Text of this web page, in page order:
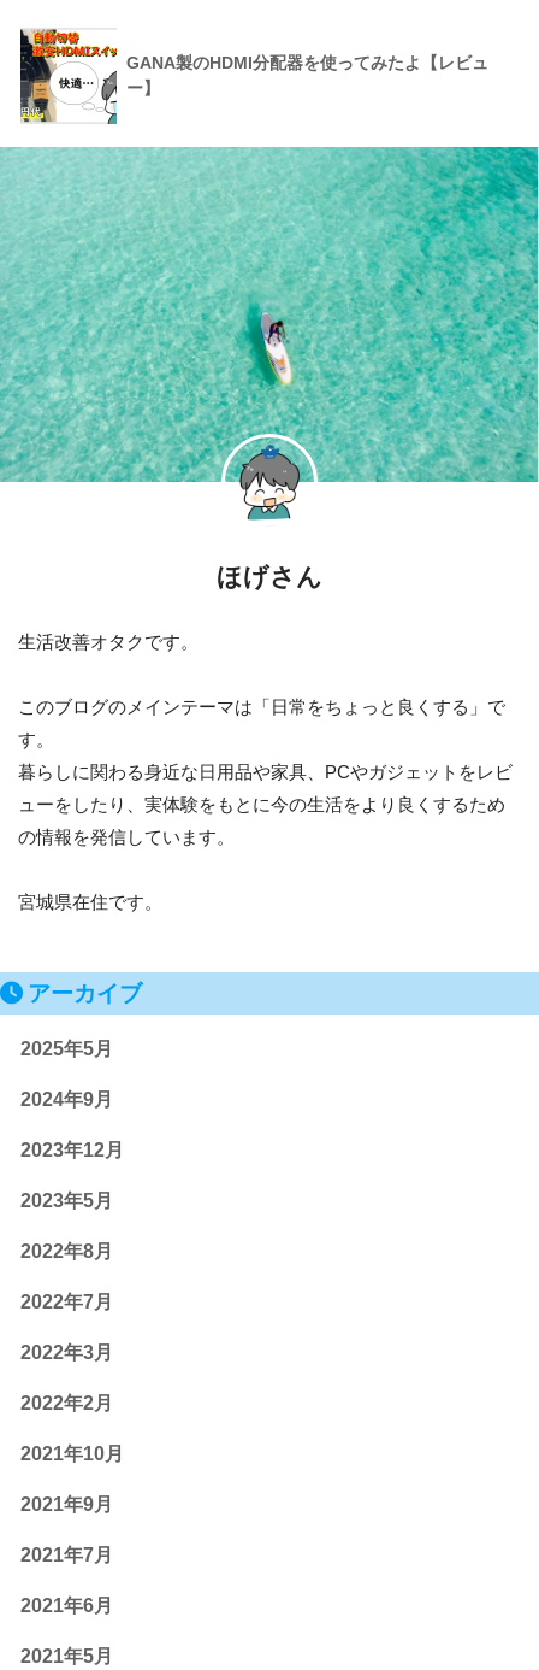
GANA製のHDMI分配器を使ってみたよ【レビュ
ー】
ほげさん
生活改善オタクです。
このブログのメインテーマは「日常をちょっと良くする」で
す。
暮らしに関わる身近な日用品や家具、PCやガジェットをレビ
ューをしたり、実体験をもとに今の生活をより良くするため
の情報を発信しています。
宮城県在住です。
アーカイブ
2025年5月
2024年9月
2023年12月
2023年5月
2022年8月
2022年7月
2022年3月
2022年2月
2021年10月
2021年9月
2021年7月
2021年6月
2021年5月